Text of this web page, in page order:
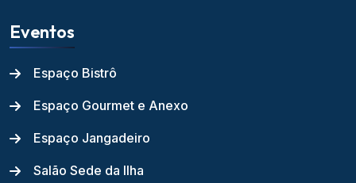
Eventos
Espaço Bistrô
Espaço Gourmet e Anexo
Espaço Jangadeiro
Salão Sede da Ilha